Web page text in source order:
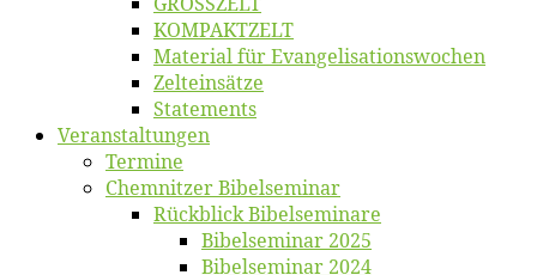
KOMPAKTZELT
Ma­te­ri­al für Evangelisationswochen
Zelt­ein­sät­ze
State­ments
Ver­an­stal­tun­gen
Ter­mi­ne
Chemnit­zer Bibelseminar
Rück­blick Bibelseminare
Bi­bel­se­mi­nar 2025
Bi­bel­se­mi­nar 2024